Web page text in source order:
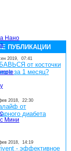
Нано
Мини
ПУБЛИКАЦИИ
2019, 07:41
от косточки
за 1 месяц?
2018, 22:30
от
диабета
2018, 14:19
- эффективное